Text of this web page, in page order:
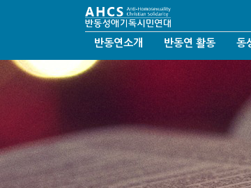
반동연소개
반동연비전
섬기는 분들
반동연지회
오시는길
반동연 활동
반동연칼럼
반동연앨범
반동연동영상
동
반
탈
한
결